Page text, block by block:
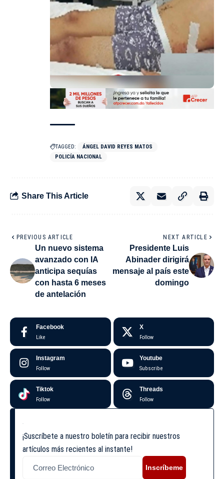
TAGGED:
ÁNGEL DAVID REYES MATOS
POLICÍA NACIONAL
Share This Article
PREVIOUS ARTICLE
Un nuevo sistema
avanzado con IA
anticipa sequías
con hasta 6 meses
de antelación
NEXT ARTICLE
Presidente Luis
Abinader dirigirá
mensaje al país este
domingo
Facebook
Like
X
Follow
Instagram
Follow
Youtube
Subscribe
Tiktok
Follow
Threads
Follow
¡Suscríbete a nuestro boletín para recibir nuestros
artículos más recientes al instante!
Inscríbeme